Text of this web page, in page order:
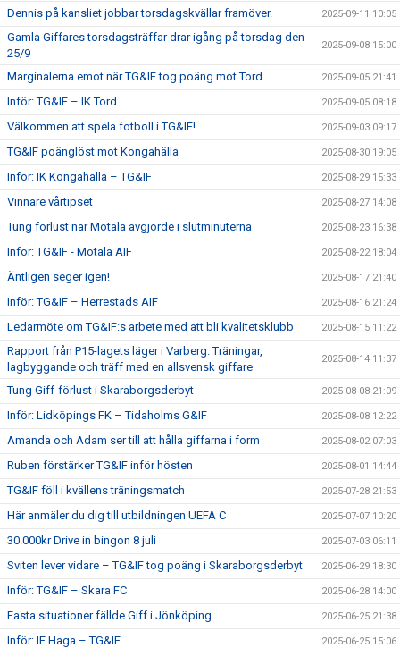
Dennis på kansliet jobbar torsdagskvällar framöver. 2025-09-11 10:05
Gamla Giffares torsdagsträffar drar igång på torsdag den
25/9
2025-09-08 15:00
Marginalerna emot när TG&IF tog poäng mot Tord 2025-09-05 21:41
Inför: TG&IF – IK Tord 2025-09-05 08:18
Välkommen att spela fotboll i TG&IF! 2025-09-03 09:17
TG&IF poänglöst mot Kongahälla 2025-08-30 19:05
Inför: IK Kongahälla – TG&IF 2025-08-29 15:33
Vinnare vårtipset 2025-08-27 14:08
Tung förlust när Motala avgjorde i slutminuterna 2025-08-23 16:38
Inför: TG&IF - Motala AIF 2025-08-22 18:04
Äntligen seger igen! 2025-08-17 21:40
Inför: TG&IF – Herrestads AIF 2025-08-16 21:24
Ledarmöte om TG&IF:s arbete med att bli kvalitetsklubb 2025-08-15 11:22
Rapport från P15-lagets läger i Varberg: Träningar,
lagbyggande och träff med en allsvensk giffare
2025-08-14 11:37
Tung Giff-förlust i Skaraborgsderbyt 2025-08-08 21:09
Inför: Lidköpings FK – Tidaholms G&IF 2025-08-08 12:22
Amanda och Adam ser till att hålla giffarna i form 2025-08-02 07:03
Ruben förstärker TG&IF inför hösten 2025-08-01 14:44
TG&IF föll i kvällens träningsmatch 2025-07-28 21:53
Här anmäler du dig till utbildningen UEFA C 2025-07-07 10:20
30.000kr Drive in bingon 8 juli 2025-07-03 06:11
Sviten lever vidare – TG&IF tog poäng i Skaraborgsderbyt 2025-06-29 18:30
Inför: TG&IF – Skara FC 2025-06-28 14:00
Fasta situationer fällde Giff i Jönköping 2025-06-25 21:38
Inför: IF Haga – TG&IF 2025-06-25 15:06